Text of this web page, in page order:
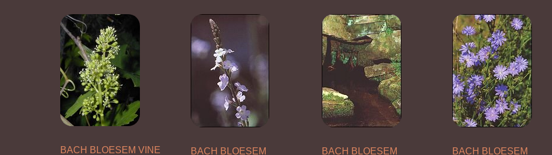
BACH BLOESEM VINE BACH BLOESEM BACH BLOESEM BACH BLOESEM